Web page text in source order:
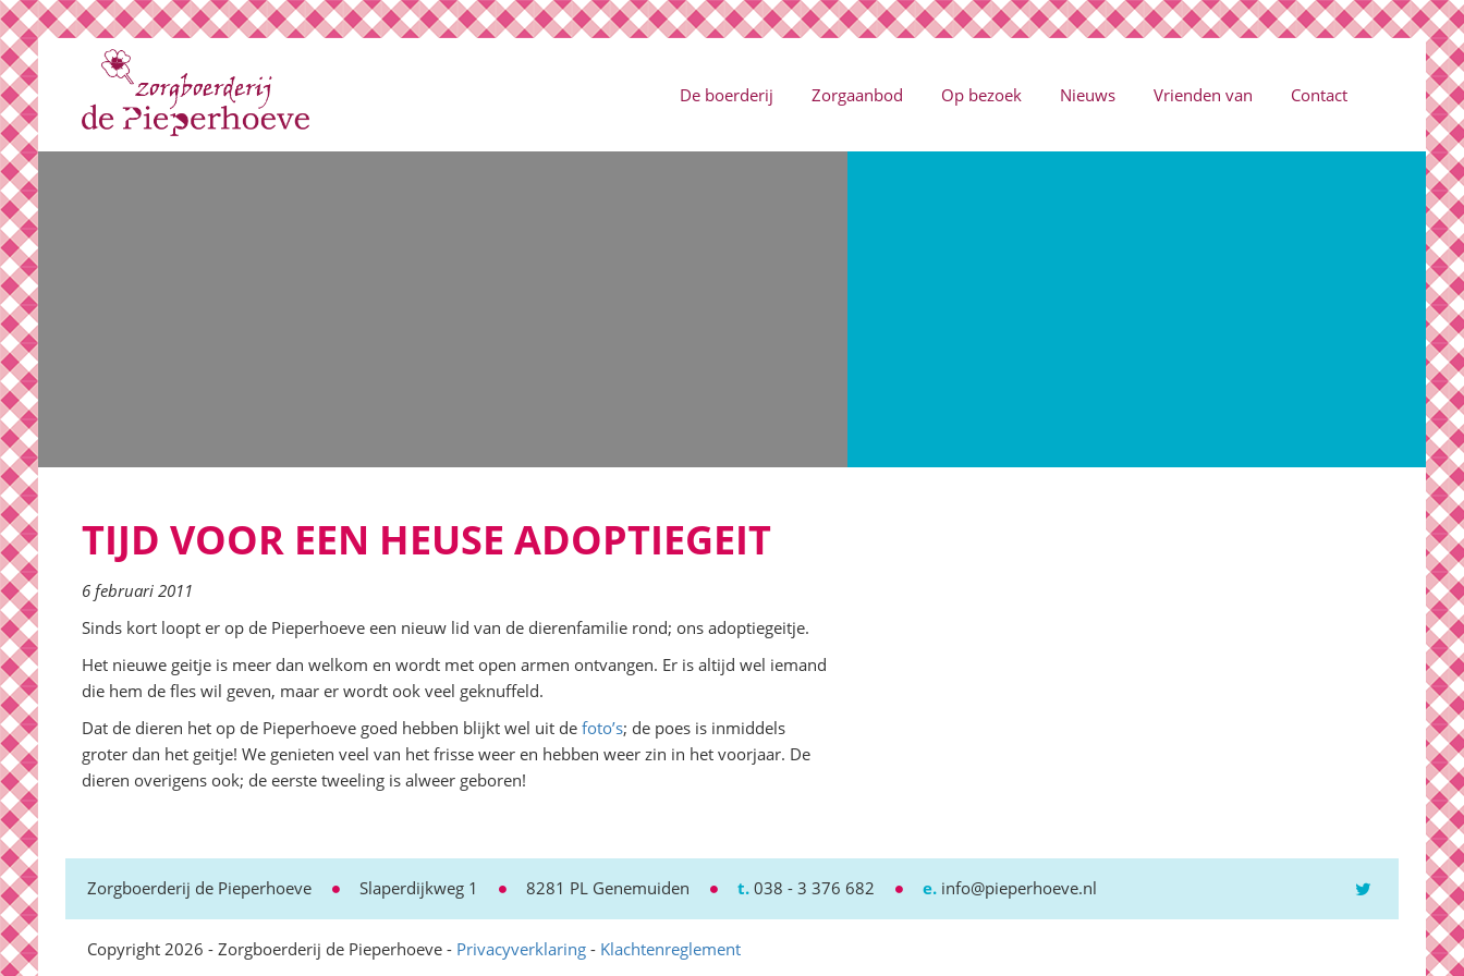
De boerderij Zorgaanbod Op bezoek Nieuws Vrienden van Contact
TIJD VOOR EEN HEUSE ADOPTIEGEIT
6 februari 2011
Sinds kort loopt er op de Pieperhoeve een nieuw lid van de dierenfamilie rond; ons adoptiegeitje.
Het nieuwe geitje is meer dan welkom en wordt met open armen ontvangen. Er is altijd wel iemand
die hem de fles wil geven, maar er wordt ook veel geknuffeld.
Dat de dieren het op de Pieperhoeve goed hebben blijkt wel uit de foto’s; de poes is inmiddels
groter dan het geitje! We genieten veel van het frisse weer en hebben weer zin in het voorjaar. De
dieren overigens ook; de eerste tweeling is alweer geboren!
Zorgboerderij de Pieperhoeve Slaperdijkweg 1 8281 PL Genemuiden t. 038 - 3 376 682 e. info@pieperhoeve.nl
Copyright 2026 - Zorgboerderij de Pieperhoeve - Privacyverklaring - Klachtenreglement